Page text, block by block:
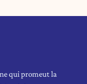
qui promeut la